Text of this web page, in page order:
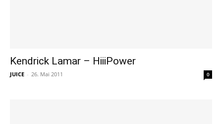
Kendrick Lamar – HiiiPower
JUICE - 26. Mai 2011 0